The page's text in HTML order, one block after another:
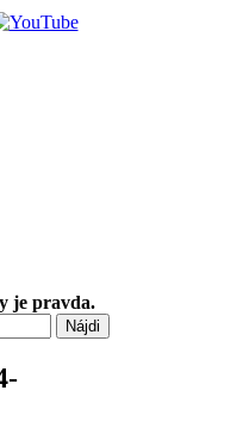
je pravda.